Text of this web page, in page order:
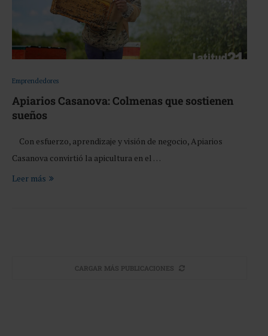
Emprendedores
Apiarios Casanova: Colmenas que sostienen
sueños
Con esfuerzo, aprendizaje y visión de negocio, Apiarios
Casanova convirtió la apicultura en el …
Leer más
CARGAR MÁS PUBLICACIONES